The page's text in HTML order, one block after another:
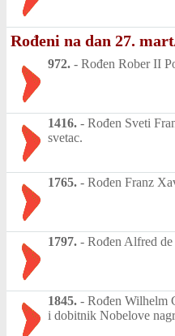
Rođeni na dan 27.
972. - Rođen Rober II
1416. - Rođen Sveti
svetac.
1765. - Rođen Franz
1797. - Rođen Alfred
1845. - Rođen Wilhelm
i dobitnik Nobelove